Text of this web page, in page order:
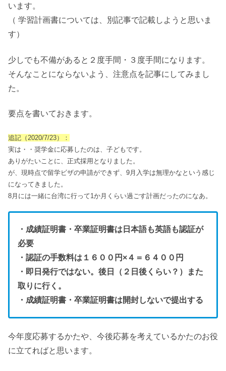
います。
（ 学習計画書については、別記事で記載しようと思いま
す）
少しでも不備があると２度手間・３度手間になります。
そんなことにならないよう、注意点を記事にしてみまし
た。
要点を書いておきます。
追記（2020/7/23）：
実は・・奨学金に応募したのは、子どもです。
ありがたいことに、正式採用となりました。
が、現時点で留学ビザの申請ができず、9月入学は無理かなという感じ
になってきました。
8月には一緒に台湾に行って1か月くらい過ごす計画だったのになあ。
・成績証明書・卒業証明書は日本語も英語も認証が
必要
・認証の手数料は１６００円×４＝６４００円
・即日発行ではない。後日（２日後くらい？）また
取りに行く。
・成績証明書・卒業証明書は開封しないで提出する
今年度応募するかたや、今後応募を考えているかたのお役
に立てればと思います。